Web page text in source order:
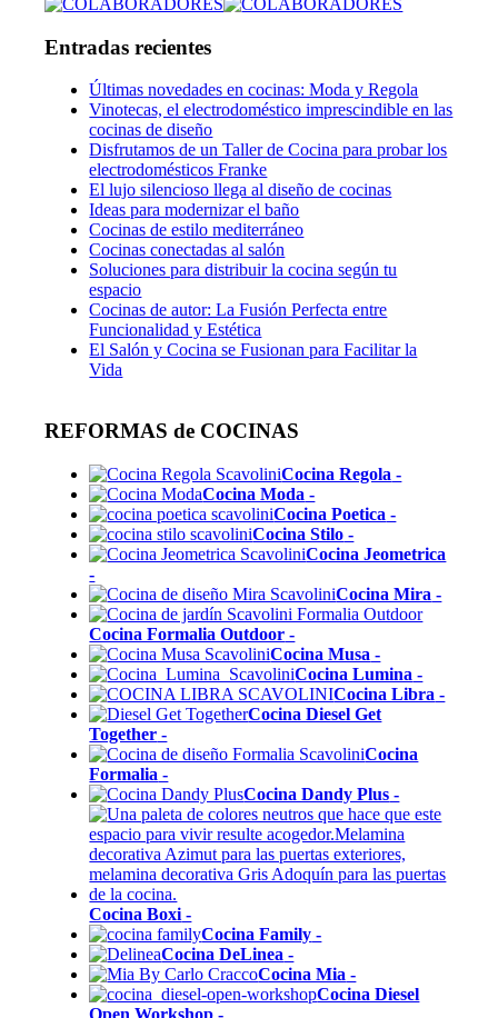
Entradas recientes
Últimas novedades en cocinas: Moda y Regola
Vinotecas, el electrodoméstico imprescindible en las
cocinas de diseño
Disfrutamos de un Taller de Cocina para probar los
electrodomésticos Franke
El lujo silencioso llega al diseño de cocinas
Ideas para modernizar el baño
Cocinas de estilo mediterráneo
Cocinas conectadas al salón
Soluciones para distribuir la cocina según tu
espacio
Cocinas de autor: La Fusión Perfecta entre
Funcionalidad y Estética
El Salón y Cocina se Fusionan para Facilitar la
Vida
REFORMAS de COCINAS
Cocina Regola -
Cocina Moda -
Cocina Poetica -
Cocina Stilo -
Cocina Jeometrica
-
Cocina Mira -
Cocina Formalia Outdoor -
Cocina Musa -
Cocina Lumina -
Cocina Libra -
Cocina Diesel Get
Together -
Cocina
Formalia -
Cocina Dandy Plus -
Cocina Boxi -
Cocina Family -
Cocina DeLinea -
Cocina Mia -
Cocina Diesel
Open Workshop -